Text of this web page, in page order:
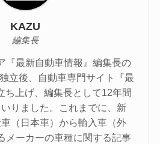
KAZU
編集長
『最新自動車情報』編集長の
立後、自動車専門サイト『最
ち上げ、編集長として12年間
りました。これまでに、新
（日本車）から輸入車（外
メーカーの車種に関する記事